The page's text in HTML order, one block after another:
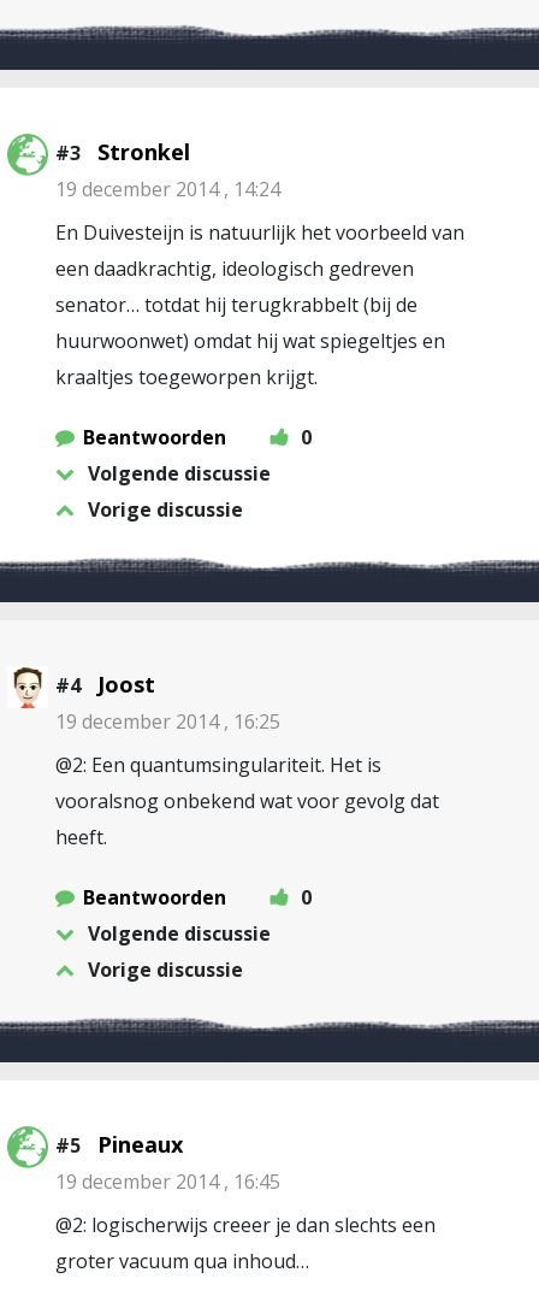
#3 Stronkel
19 december 2014 , 14:24
En Duivesteijn is natuurlijk het voorbeeld van
een daadkrachtig, ideologisch gedreven
senator… totdat hij terugkrabbelt (bij de
huurwoonwet) omdat hij wat spiegeltjes en
kraaltjes toegeworpen krijgt.
Beantwoorden
0
Volgende discussie
Vorige discussie
#4 Joost
19 december 2014 , 16:25
@2: Een quantumsingulariteit. Het is
vooralsnog onbekend wat voor gevolg dat
heeft.
Beantwoorden
0
Volgende discussie
Vorige discussie
#5 Pineaux
19 december 2014 , 16:45
@2: logischerwijs creeer je dan slechts een
groter vacuum qua inhoud…